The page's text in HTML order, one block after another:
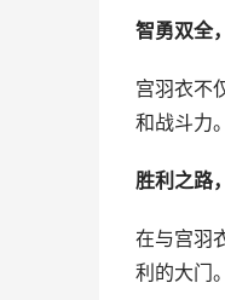
智勇双全
宫羽衣不
和战斗力
胜利之路
在与宫羽
利的大门